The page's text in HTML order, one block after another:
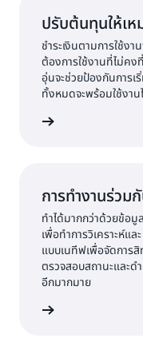
ปรับต้นทุนให้เห
ชำระเงินตามการใช้ง
ต้องการใช้งานที่ไม่ค
อุ่นจะช่วยป้องกันการเ
ทั้งหมดจะพร้อมใช้งา
การทำงานร่วม
ทำได้มากกว่าด้วยข้อ
เพื่อทำการวิเคราะห์แ
แบบเนทีฟเพื่อจัดการ
ตรวจสอบสถานะและด
อีกมากมาย